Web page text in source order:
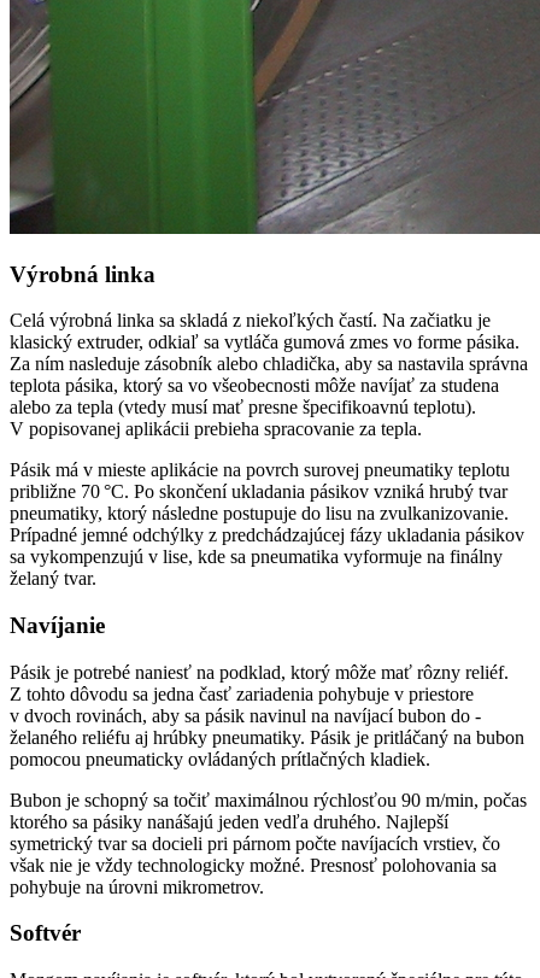
Výrobná linka
Celá výrobná linka sa skladá z niekoľkých častí. Na začiatku je
klasický extruder, odkiaľ sa vytláča gumová zmes vo forme pásika.
Za ním nasleduje zásobník alebo chladička, aby sa nastavila správna
teplota pásika, ktorý sa vo všeobecnosti môže navíjať za studena
alebo za tepla (vtedy musí mať presne špecifikoavnú teplotu).
V popisovanej aplikácii prebieha spracovanie za tepla.
Pásik má v mieste aplikácie na povrch surovej pneumatiky teplotu
približne 70 °C. Po skončení ukladania pásikov vzniká hrubý tvar
pneumatiky, ktorý následne postupuje do lisu na zvulkanizovanie.
Prípadné jemné ­odchýlky z predchádzajúcej fázy ukladania pásikov
sa vykompenzujú v lise, kde sa pneumatika vyformuje na finálny
želaný tvar.
Navíjanie
Pásik je potrebé naniesť na podklad, ktorý môže mať rôzny ­reliéf.
Z tohto dôvodu sa jedna časť zariadenia pohybuje v priestore
v dvoch rovinách, aby sa pásik navinul na navíjací bubon do ­
želaného ­reliéfu aj hrúbky pneumatiky. Pásik je pritláčaný na bubon
pomocou pneumaticky ovládaných prítlačných kladiek.
Bubon je schopný sa točiť maximálnou rýchlosťou 90 m/min, počas
ktorého sa pásiky nanášajú jeden vedľa druhého. Najlepší
symetrický tvar sa docieli pri párnom počte navíjacích vrstiev, čo
však nie je vždy technologicky možné. Presnosť polohovania sa
pohybuje na úrovni mikrometrov.
Softvér